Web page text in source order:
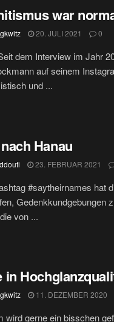
war
20. JULI 2021 0
dem Interview im Jahr
auf seinem
und ...
Hanau
23. FEBRUAR 2021
#saytheirnames hat
Gedenkkundgebungen
von ...
in
11. DEZEMBER 2020
wird gerne ein bisschen